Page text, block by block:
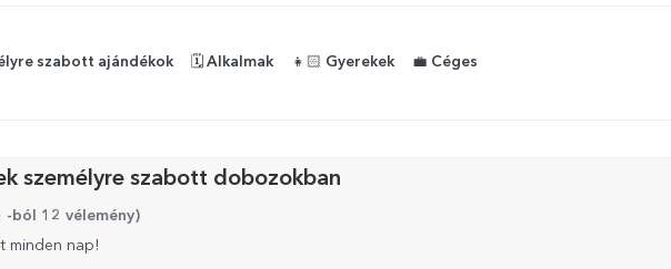
szabott ajándékok 🗓️ Alkalmak 👧🏻 Gyerekek 💼 Céges
személyre szabott dobozokban
-ból 12 vélemény)
minden nap!